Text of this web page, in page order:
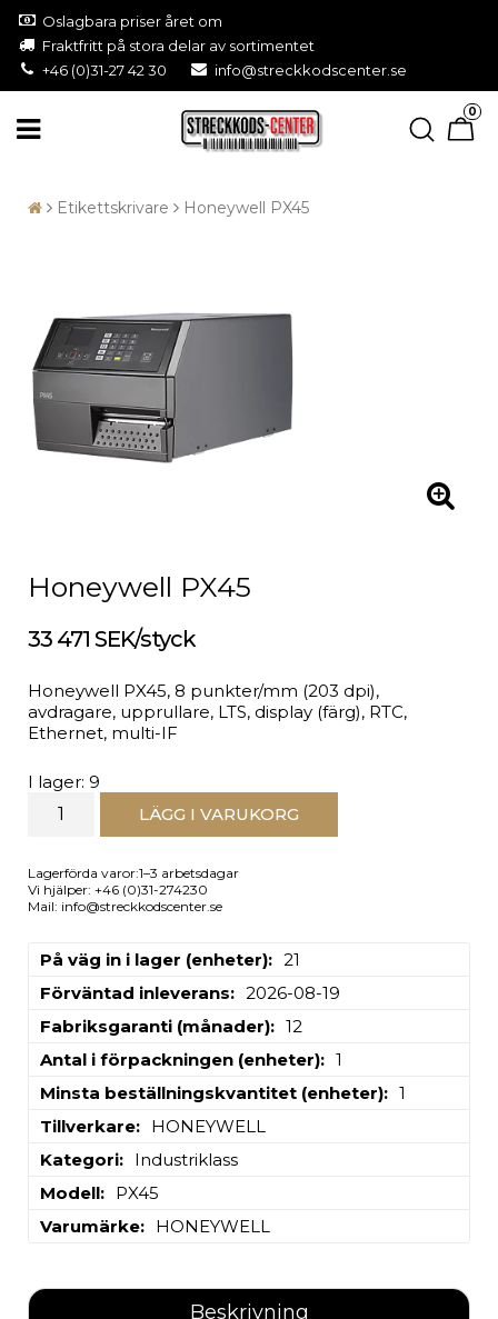
Oslagbara priser året om
Fraktfritt på stora delar av sortimentet
+46 (0)31-27 42 30
info@streckkodscenter.se
0
Etikettskrivare Honeywell PX45
Honeywell PX45
33 471 SEK/styck
Honeywell PX45, 8 punkter/mm (203 dpi),
avdragare, upprullare, LTS, display (färg), RTC,
Ethernet, multi-IF
I lager: 9
LÄGG I VARUKORG
Lagerförda varor:1–3 arbetsdagar
Vi hjälper: +46 (0)31-274230
Mail: info@streckkodscenter.se
På väg in i lager (enheter)
21
Förväntad inleverans
2026-08-19
Fabriksgaranti (månader)
12
Antal i förpackningen (enheter)
1
Minsta beställningskvantitet (enheter)
1
Tillverkare
HONEYWELL
Kategori
Industriklass
Modell
PX45
Varumärke
HONEYWELL
Beskrivning